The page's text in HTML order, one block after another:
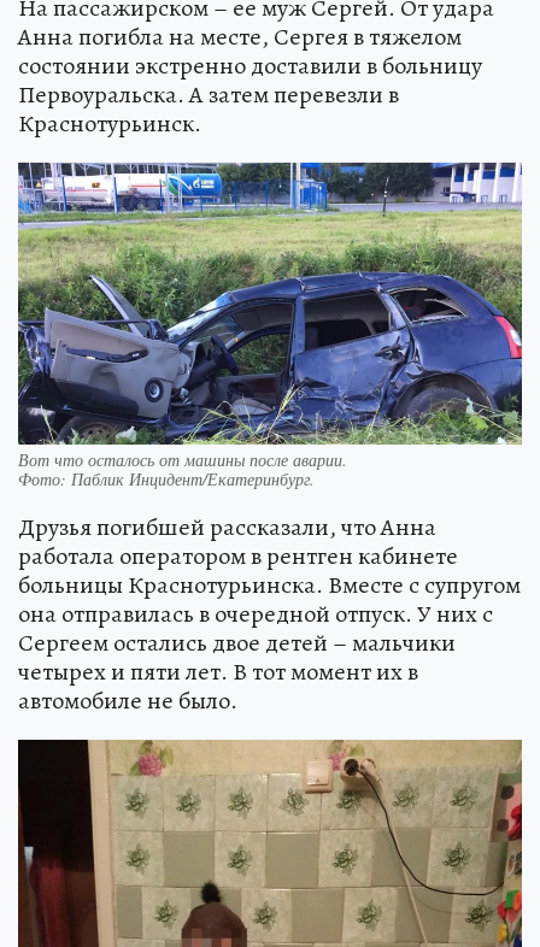
На пассажирском – ее муж Сергей. От удара
Анна погибла на месте, Сергея в тяжелом
состоянии экстренно доставили в больницу
Первоуральска. А затем перевезли в
Краснотурьинск.
Вот что осталось от машины после аварии.
Фото: Паблик Инцидент/Екатеринбург.
Друзья погибшей рассказали, что Анна
работала оператором в рентген кабинете
больницы Краснотурьинска. Вместе с супругом
она отправилась в очередной отпуск. У них с
Сергеем остались двое детей – мальчики
четырех и пяти лет. В тот момент их в
автомобиле не было.